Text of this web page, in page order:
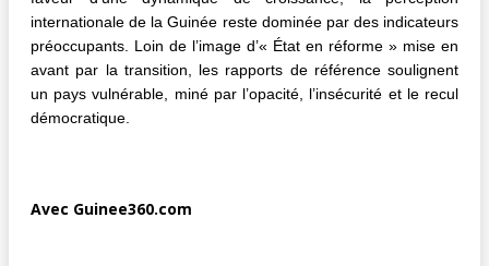
internationale de la Guinée reste dominée par des indicateurs
préoccupants. Loin de l’image d’« État en réforme » mise en
avant par la transition, les rapports de référence soulignent
un pays vulnérable, miné par l’opacité, l’insécurité et le recul
démocratique.
Avec Guinee360.com